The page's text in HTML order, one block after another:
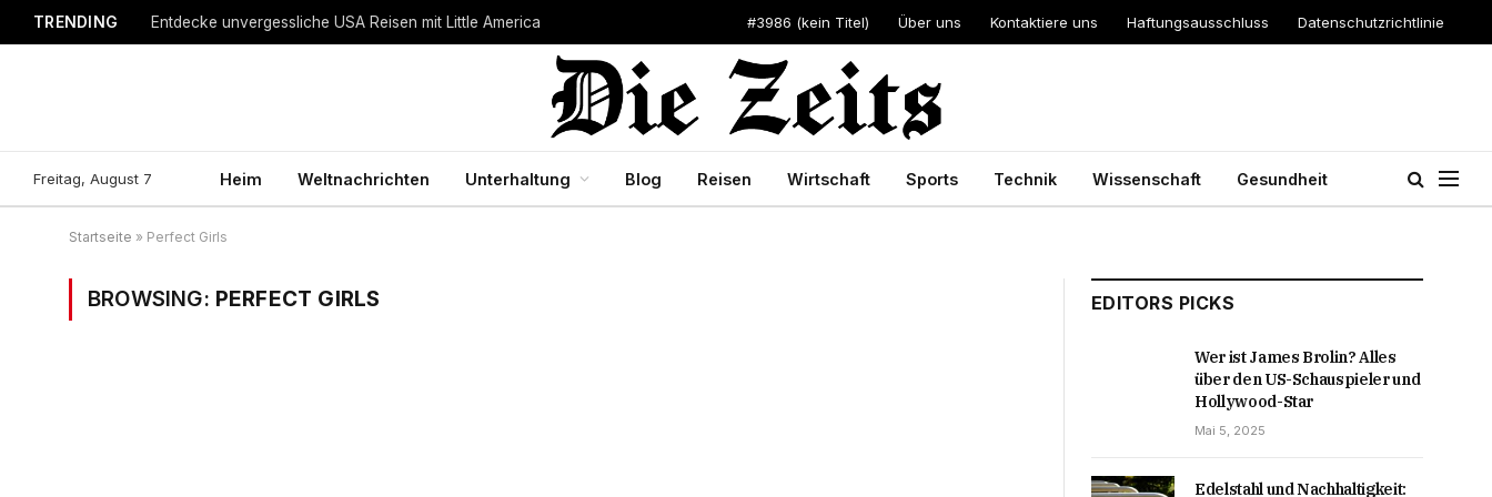
TRENDING Entdecke unvergessliche USA Reisen mit Little America #3986 (kein Titel) Über uns Kontaktiere uns Haftungsausschluss Datenschutzrichtlinie
Freitag, August 7 Heim Weltnachrichten Unterhaltung Blog Reisen Wirtschaft Sports Technik Wissenschaft Gesundheit
Startseite » Perfect Girls
BROWSING: PERFECT GIRLS EDITORS PICKS
Wer ist James Brolin? Alles
über den US-Schauspieler und
Hollywood-Star
Mai 5, 2025
Edelstahl und Nachhaltigkeit: